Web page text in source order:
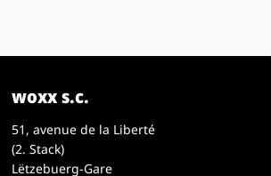
woxx s.c.
51, avenue de la Liberté
(2. Stack)
Lëtzebuerg-Gare